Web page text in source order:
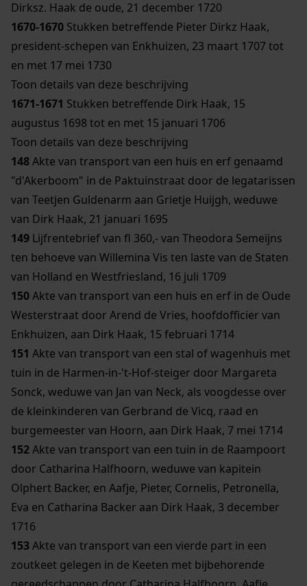
Dirksz. Haak de oude, 21 december 1720
1670-1670 Stukken betreffende Pieter Dirkz Haak,
president-schepen van Enkhuizen, 23 maart 1707 tot
en met 17 mei 1730
Toon details van deze beschrijving
1671-1671 Stukken betreffende Dirk Haak, 15
augustus 1698 tot en met 15 januari 1706
Toon details van deze beschrijving
148Akte van transport van een huis en erf genaamd
"d'Akerboom" in de Paktuinstraat door de legatarissen
van Teetjen Guldenarm aan Grietje Huijgh, weduwe
van Dirk Haak, 21 januari 1695
149 Lijfrentebrief van fl 360,- van Theodora Semeijns
ten behoeve van Willemina Vis ten laste van de Staten
van Holland en Westfriesland, 16 juli 1709
150Akte van transport van een huis en erf in de Oude
Westerstraat door Arend de Vries, hoofdofficier van
Enkhuizen, aan Dirk Haak, 15 februari 1714
151 Akte van transport van een stal of wagenhuis met
tuin in de Harmen-in-'t-Hof-steiger door Margareta
Sonck, weduwe van Jan van Neck, als voogdesse over
de kleinkinderen van Gerbrand de Vicq, raad en
burgemeester van Hoorn, aan Dirk Haak, 7 mei 1714
152Akte van transport van een tuin in de Raampoort
door Catharina Halfhoorn, weduwe van kapitein
Olphert Backer, en Aafje, Pieter, Cornelis, Petronella,
Eva en Catharina Backer aan Dirk Haak, 3 december
1716
153Akte van transport van een vierde part in een
zoutkeet gelegen in de Keeten met bijbehorende